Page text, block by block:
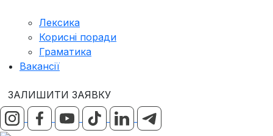
Лексика
Корисні поради
Граматика
Вакансії
ЗАЛИШИТИ ЗАЯВКУ